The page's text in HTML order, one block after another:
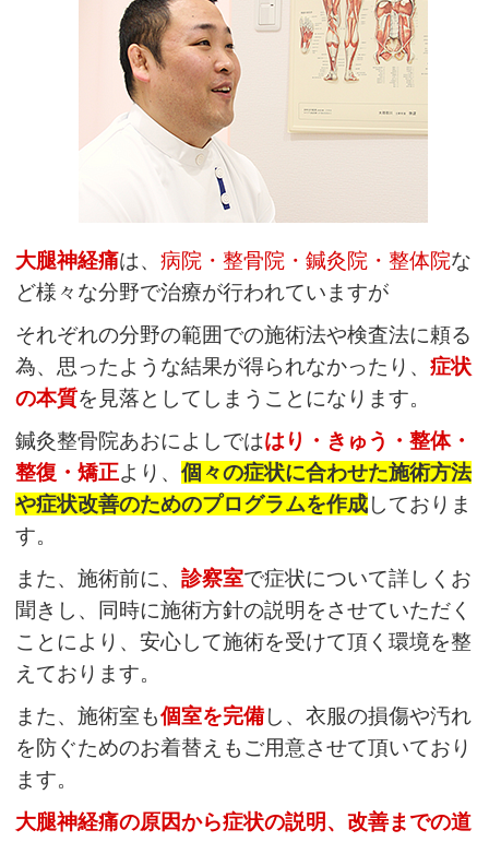
大腿神経痛は、病院・整骨院・鍼灸院・整体院な
ど様々な分野で治療が行われていますが
それぞれの分野の範囲での施術法や検査法に頼る
為、思ったような結果が得られなかったり、症状
の本質を見落としてしまうことになります。
鍼灸整骨院あおによしでははり・きゅう・整体・
整復・矯正より、個々の症状に合わせた施術方法
や症状改善のためのプログラムを作成しておりま
す。
また、施術前に、診察室で症状について詳しくお
聞きし、同時に施術方針の説明をさせていただく
ことにより、安心して施術を受けて頂く環境を整
えております。
また、施術室も個室を完備し、衣服の損傷や汚れ
を防ぐためのお着替えもご用意させて頂いており
ます。
大腿神経痛の原因から症状の説明、改善までの道